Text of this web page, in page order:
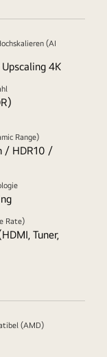
(AI
4K
Range)
/ HDR10 /
Rate)
Tuner,
(AMD)